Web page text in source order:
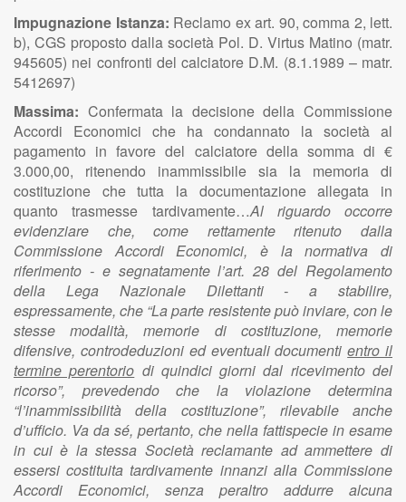
Impugnazione Istanza: Reclamo ex art. 90, comma 2, lett.
b), CGS proposto dalla società Pol. D. Virtus Matino (matr.
945605) nei confronti del calciatore D.M. (8.1.1989 – matr.
5412697)
Massima: Confermata la decisione della Commissione
Accordi Economici che ha condannato la società al
pagamento in favore del calciatore della somma di €
3.000,00, ritenendo inammissibile sia la memoria di
costituzione che tutta la documentazione allegata in
quanto trasmesse tardivamente…Al riguardo occorre
evidenziare che, come rettamente ritenuto dalla
Commissione Accordi Economici, è la normativa di
riferimento - e segnatamente l’art. 28 del Regolamento
della Lega Nazionale Dilettanti - a stabilire,
espressamente, che “La parte resistente può inviare, con le
stesse modalità, memorie di costituzione, memorie
difensive, controdeduzioni ed eventuali documentientro il
termine perentorio di quindici giorni dal ricevimento del
ricorso”, prevedendo che la violazione determina
“l’inammissibilità della costituzione”, rilevabile anche
d’ufficio. Va da sé, pertanto, che nella fattispecie in esame
in cui è la stessa Società reclamante ad ammettere di
essersi costituita tardivamente innanzi alla Commissione
Accordi Economici, senza peraltro addurre alcuna